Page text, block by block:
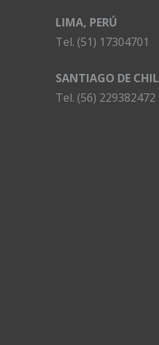
LIMA, PERÚ
Tel. (51) 17304701
SANTIAGO DE
Tel. (56) 229382472